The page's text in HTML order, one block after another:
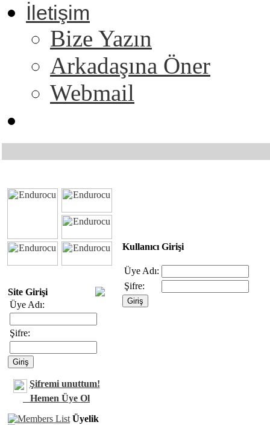
İletişim
Bize Yazın
Arkadaşına Öner
Webmail
Site Girişi
Üye Adı:
Şifre:
Şifremi unuttum!
Hemen Üye Ol
Üyelik
Kullanıcı Girişi
Üye Adı:
Şifre: